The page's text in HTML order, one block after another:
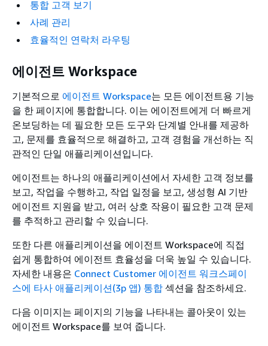
통합 고객 보기
사례 관리
효율적인 연락처 라우팅
에이전트 Workspace
기본적으로 에이전트 Workspace는 모든 에이전트용 기능
을 한 페이지에 통합합니다. 이는 에이전트에게 더 빠르게
온보딩하는 데 필요한 모든 도구와 단계별 안내를 제공하
고, 문제를 효율적으로 해결하고, 고객 경험을 개선하는 직
관적인 단일 애플리케이션입니다.
에이전트는 하나의 애플리케이션에서 자세한 고객 정보를
보고, 작업을 수행하고, 작업 일정을 보고, 생성형 AI 기반
에이전트 지원을 받고, 여러 상호 작용이 필요한 고객 문제
를 추적하고 관리할 수 있습니다.
또한 다른 애플리케이션을 에이전트 Workspace에 직접
쉽게 통합하여 에이전트 효율성을 더욱 높일 수 있습니다.
자세한 내용은 Connect Customer 에이전트 워크스페이
스에 타사 애플리케이션(3p 앱) 통합 섹션을 참조하세요.
다음 이미지는 페이지의 기능을 나타내는 콜아웃이 있는
에이전트 Workspace를 보여 줍니다.